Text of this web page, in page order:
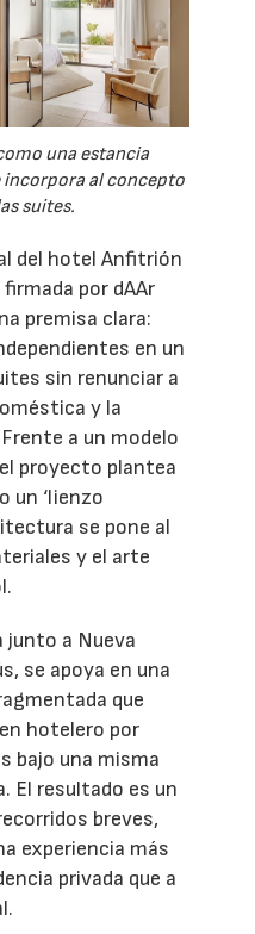
una estancia
incorpora al concepto
suites.
del hotel Anfitrión
por dAAr
premisa clara:
en un
sin renunciar a
y la
a un modelo
proyecto plantea
un ‘lienzo
se pone al
y el arte
junto a Nueva
se apoya en una
que
hotelero por
bajo una misma
El resultado es un
breves,
experiencia más
privada que a